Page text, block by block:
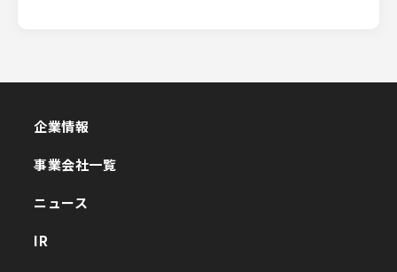
企業情報
事業会社一覧
ニュース
IR